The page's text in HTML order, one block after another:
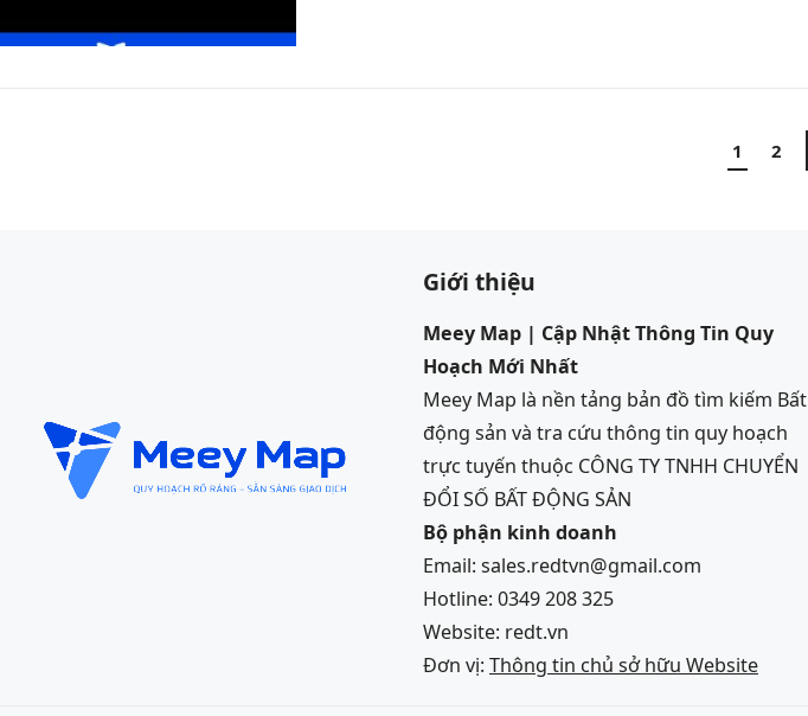
1 2
Giới thiệu
Meey Map | Cập Nhật Thông Tin Quy
Hoạch Mới Nhất
Meey Map là nền tảng bản đồ tìm kiếm Bất
động sản và tra cứu thông tin quy hoạch
trực tuyến thuộc CÔNG TY TNHH CHUYỂN
ĐỔI SỐ BẤT ĐỘNG SẢN
Bộ phận kinh doanh
Email: sales.redtvn@gmail.com
Hotline: 0349 208 325
Website: redt.vn
Đơn vị: Thông tin chủ sở hữu Website